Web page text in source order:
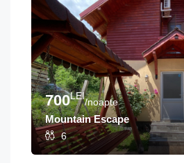
700LEI
/noapte
Mountain Escape
6